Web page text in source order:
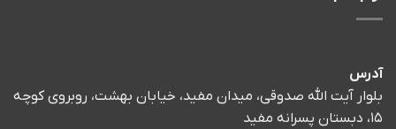
آدرس
بلوار آیت الله صدوقی، میدان مفید، خیابان بهشت، روبروی کوچه
۱۵، دبستان پسرانه مفید